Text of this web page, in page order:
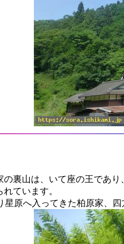
裏山は、いて座の王であ
ています。
原へ入ってきた柏原家、